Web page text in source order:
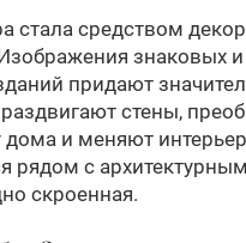
стала средством
знаковых
придают
раздвигают стены,
дома и меняют
рядом с
скроенная.